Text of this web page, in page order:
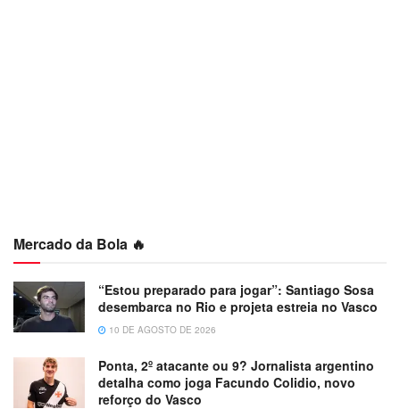
Mercado da Bola 🔥
“Estou preparado para jogar”: Santiago Sosa
desembarca no Rio e projeta estreia no Vasco
10 DE AGOSTO DE 2026
Ponta, 2º atacante ou 9? Jornalista argentino
detalha como joga Facundo Colidio, novo
reforço do Vasco